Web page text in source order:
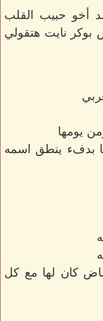
أخو حبيب القلب
بوكر نايت هتقولي
يومها
بدفء ينطق اسمه
كان لها مع كل